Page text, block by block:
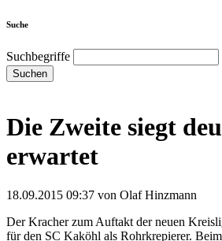
Suche
Suchbegriffe
Suchen
Die Zweite siegt
erwartet
18.09.2015 09:37 von Olaf Hinzmann
Der Kracher zum Auftakt der neuen
für den SC Kaköhl als Rohrkrepierer.